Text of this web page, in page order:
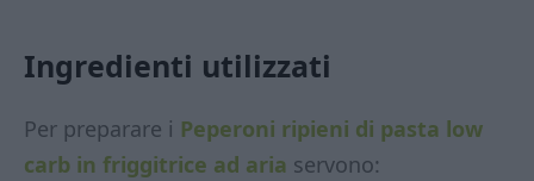
Ingredienti utilizzati
Per preparare i Peperoni ripieni di pasta low
carb in friggitrice ad aria servono: